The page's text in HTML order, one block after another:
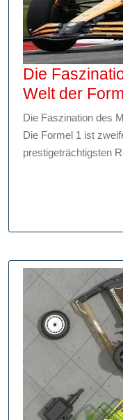
Die
Welt der
Die Faszination des
Die Formel 1 ist
prestigeträchtigsten